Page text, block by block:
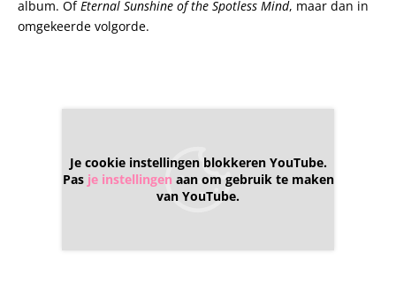
album. Of Eternal Sunshine of the Spotless Mind, maar dan in
omgekeerde volgorde.
Je cookie instellingen blokkeren YouTube.
Pas je instellingen aan om gebruik te maken
van YouTube.